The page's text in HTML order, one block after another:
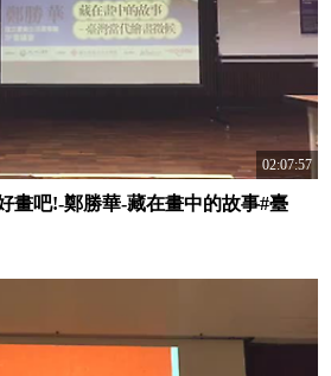
02:07:57
畫吧!-鄭勝華-藏在畫中的故事#臺